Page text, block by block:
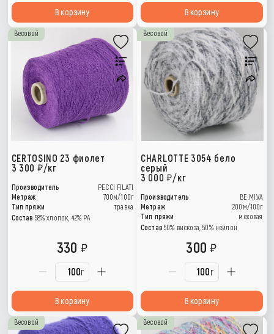
В корзину В корзину
Весовой
CERTOSINO 23 фиолет
3 300
/кг
Производитель
PECCI FILATI
Метраж
700м/100г
Тип пряжи
травка
Состав 58% хлопок, 42% РА
г
330
В корзину
Весовой
CHARLOTTE 3054 бело
серый
3 000 /кг
Производитель
BE.MI.VA
Метраж
200м/100г
Тип пряжи
меховая
Состав 50% вискоза, 50% нейлон
г
300
В корзину
Весовой Весовой